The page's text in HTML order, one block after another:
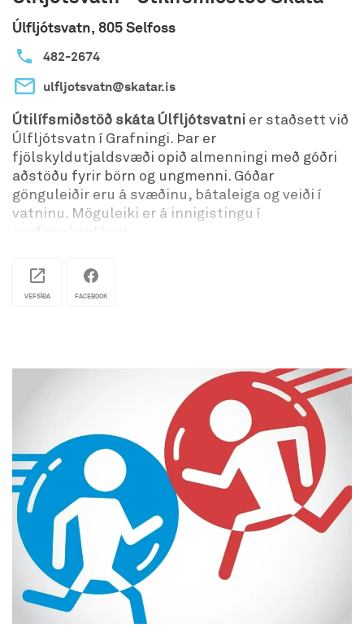
Úlfljótsvatn, 805 Selfoss
482-2674
ulfljotsvatn@skatar.is
Útilífsmiðstöð skáta Úlfljótsvatni er staðsett við
Úlfljótsvatn í Grafningi. Þar er
fjölskyldutjaldsvæði opið almenningi með góðri
aðstöðu fyrir börn og ungmenni. Góðar
gönguleiðir eru á svæðinu, bátaleiga og veiði í
vatninu. Möguleiki er á innigistingu í
og hópa. Góð hreinlætisaðstaða, sturta, heitt og
kalt vatn,
Á Úlfljótsvatni hefur um áratuga skeið verið
reknar sumarbúðir á sumrin og skólabúðir á
VEFSÍÐA FACEBOOK